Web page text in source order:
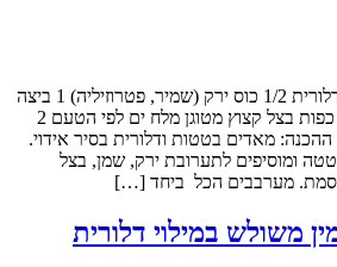
מצרכים: 2-3 בטטות 1/2 דלורית 1/2 כוס ירק (שמיר, פטרוזיליה) 1 ביצה
כ-2 כפות קמח כוסמת 2-3 כפות בצל קצוץ מטוגן מלח ים לפי הטעם 2
ההכנה: מאדים בטטות ודלורית בסיר אידוי.
ומוסיפים לתערובת ירק, שמן, בצל
מערבבים הכל ביחד […]
משולש במילוי דלורית